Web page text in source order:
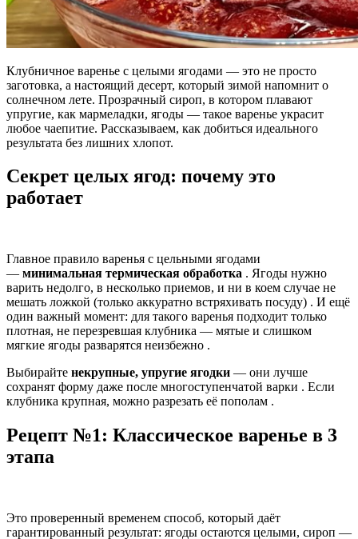
Клубничное варенье с целыми ягодами — это не просто
заготовка, а настоящий десерт, который зимой напомнит о
солнечном лете. Прозрачный сироп, в котором плавают
упругие, как мармеладки, ягоды — такое варенье украсит
любое чаепитие. Рассказываем, как добиться идеального
результата без лишних хлопот.
Секрет целых ягод: почему это
работает
Главное правило варенья с цельными ягодами
— минимальная термическая обработка . Ягоды нужно
варить недолго, в несколько приемов, и ни в коем случае не
мешать ложкой (только аккуратно встряхивать посуду) . И ещё
один важный момент: для такого варенья подходит только
плотная, не перезревшая клубника — мятые и слишком
мягкие ягоды разварятся неизбежно .
Выбирайте некрупные, упругие ягодки — они лучше
сохранят форму даже после многоступенчатой варки . Если
клубника крупная, можно разрезать её пополам .
Рецепт №1: Классическое варенье в 3
этапа
Это проверенный временем способ, который даёт
гарантированный результат: ягоды остаются целыми, сироп —